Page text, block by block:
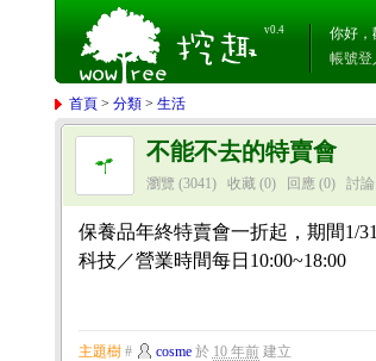
v0.4
你好，
帳號登
首頁 >分類 >生活
不能不去的特賣會
瀏覽 (3041) 收藏 (0) 回應 (0) 討論
保養品年終特賣會一折起，期間1/
科技／營業時間每日10:00~18:00
主題樹 # cosme於 10 年前建立